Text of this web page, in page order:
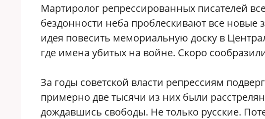
Мартиролог репрессированных писателей
бездонности неба проблескивают все
идея повесить мемориальную доску в
где имена убитых на войне. Скоро
За годы советской власти репрессиям
примерно две тысячи из них были
дождавшись свободы. Не только русские.